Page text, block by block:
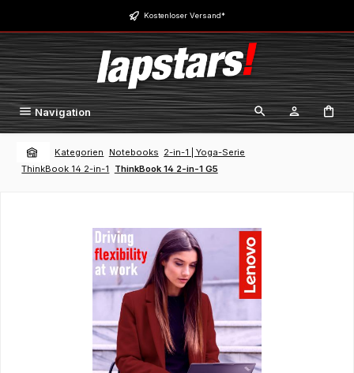
Zum Hauptinhalt springen Kostenloser Versand*
Navigation
Kategorien Notebooks 2-in-1 | Yoga-Serie
ThinkBook 14 2-in-1
ThinkBook 14 2-in-1 G5